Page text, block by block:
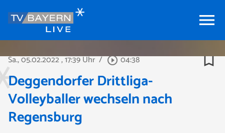
menu
Sa., 05.02.2022, 17:39 Uhr / play_circle_outline04:38 bookmark_border
Deggendorfer Drittliga-
Volleyballer wechseln nach
Regensburg